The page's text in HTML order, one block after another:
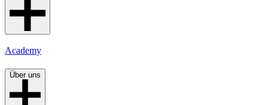
Academy
Über uns